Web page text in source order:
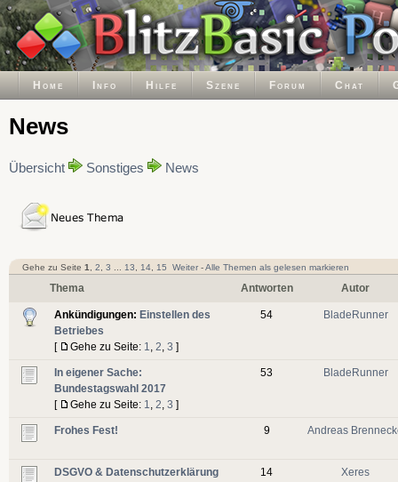
Home Info Hilfe Szene Forum Chat
News
Übersicht Sonstiges News
Gehe zu Seite 1 2 3 13 14, 15 Weiter-Alle Themen als gelesen markieren
Thema Antworten Autor
Ankündigungen: Einstellen des
Betriebes
[
Gehe zu Seite: 1 2 3 ]
54 BladeRunner
In eigener Sache:
Bundestagswahl 2017
[
Gehe zu Seite: 1 2 3 ]
53 BladeRunner
Frohes Fest! 9 Andreas
DSGVO & Datenschutzerklärung 14 Xeres